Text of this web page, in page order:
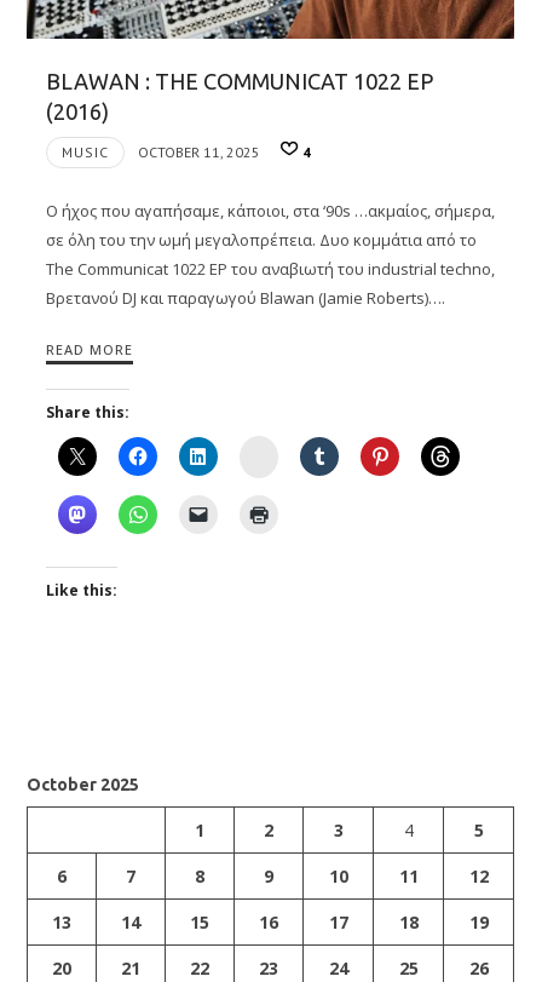
BLAWAN : THE COMMUNICAT 1022 EP
(2016)
MUSIC OCTOBER 11, 2025 4
Ο ήχος που αγαπήσαμε, κάποιοι, στα ‘90s …ακμαίος, σήμερα,
σε όλη του την ωμή μεγαλοπρέπεια. Δυο κομμάτια από το
The Communicat 1022 EP του αναβιωτή του industrial techno,
Βρετανού DJ και παραγωγού Blawan (Jamie Roberts)….
READ MORE
Share this:
Instagram
Like this:
October 2025
1 2 3 4
5
6
7 8 9 10 11
12
13
14 15 16 17 18
19
20
21 22 23 24 25
26